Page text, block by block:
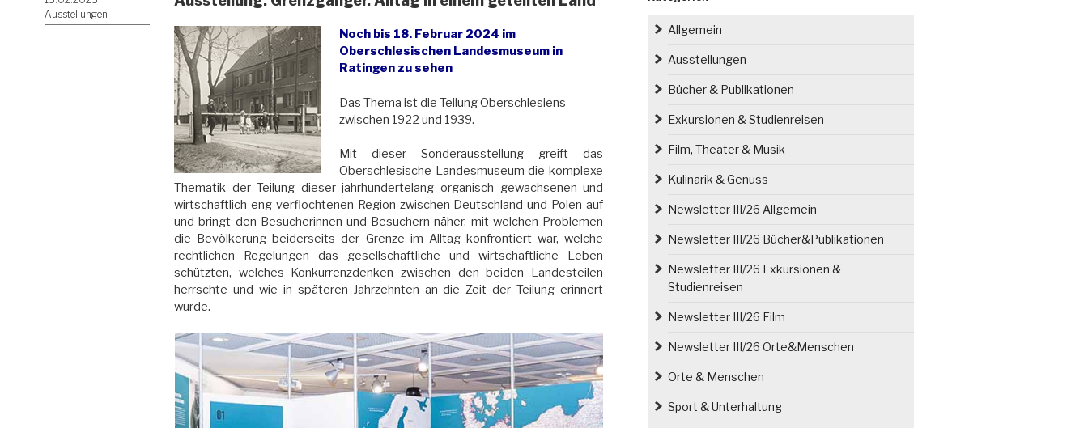
am
Ausstellungen
Noch bis 18. Februar 2024 im
Oberschlesischen Landesmuseum in
Ratingen zu sehen
Das Thema ist die Teilung Oberschlesiens
zwischen 1922 und 1939.
Mit dieser Sonderausstellung greift das
Oberschlesische Landesmuseum die komplexe
Thematik der Teilung dieser jahrhundertelang organisch gewachsenen und
wirtschaftlich eng verflochtenen Region zwischen Deutschland und Polen auf
und bringt den Besucherinnen und Besuchern näher, mit welchen Problemen
die Bevölkerung beiderseits der Grenze im Alltag konfrontiert war, welche
rechtlichen Regelungen das gesellschaftliche und wirtschaftliche Leben
schützten, welches Konkurrenzdenken zwischen den beiden Landesteilen
herrschte und wie in späteren Jahrzehnten an die Zeit der Teilung erinnert
wurde.
Allgemein
Ausstellungen
Bücher & Publikationen
Exkursionen & Studienreisen
Film, Theater & Musik
Kulinarik & Genuss
Newsletter III/26 Allgemein
Newsletter III/26 Bücher&Publikationen
Newsletter III/26 Exkursionen &
Studienreisen
Newsletter III/26 Film
Newsletter III/26 Orte&Menschen
Orte & Menschen
Sport & Unterhaltung